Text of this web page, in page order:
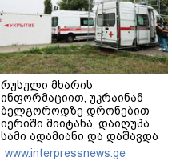
რუსული მხარის
ინფორმაციით, უკრაინამ
ბელგოროდზე დრონებით
იერიში მიიტანა, დაიღუპა
სამი ადამიანი და დაშავდა
25
www.interpressnews.ge